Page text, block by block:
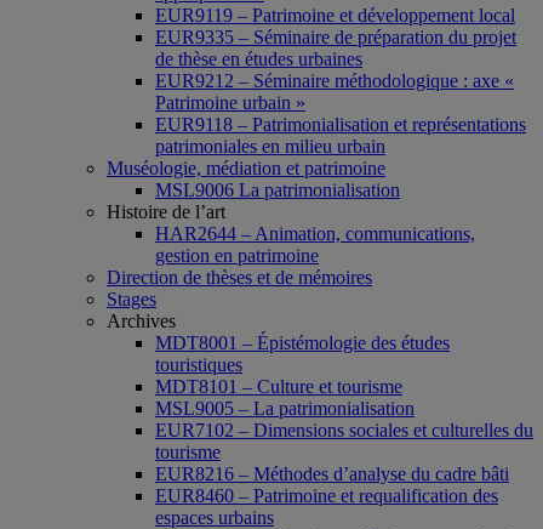
EUR9119 – Patrimoine et développement local
EUR9335 – Séminaire de préparation du projet
de thèse en études urbaines
EUR9212 – Séminaire méthodologique : axe «
Patrimoine urbain »
EUR9118 – Patrimonialisation et représentations
patrimoniales en milieu urbain
Muséologie, médiation et patrimoine
MSL9006 La patrimonialisation
Histoire de l’art
HAR2644 – Animation, communications,
gestion en patrimoine
Direction de thèses et de mémoires
Stages
Archives
MDT8001 – Épistémologie des études
touristiques
MDT8101 – Culture et tourisme
MSL9005 – La patrimonialisation
EUR7102 – Dimensions sociales et culturelles du
tourisme
EUR8216 – Méthodes d’analyse du cadre bâti
EUR8460 – Patrimoine et requalification des
espaces urbains